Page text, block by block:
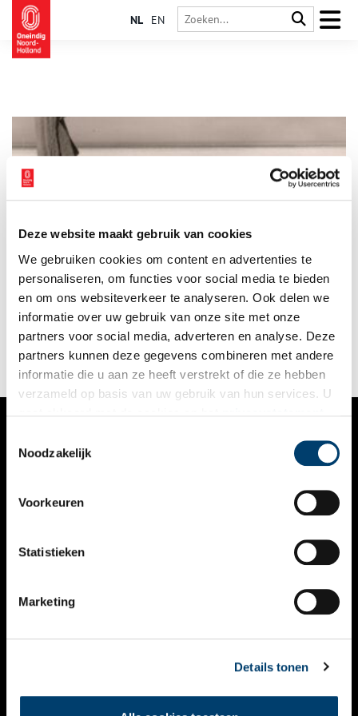
Deze website maakt gebruik van cookies
We gebruiken cookies om content en advertenties te
personaliseren, om functies voor social media te bieden
en om ons websiteverkeer te analyseren. Ook delen we
informatie over uw gebruik van onze site met onze
partners voor social media, adverteren en analyse. Deze
partners kunnen deze gegevens combineren met andere
informatie die u aan ze heeft verstrekt of die ze hebben
verzameld op basis van uw gebruik van hun services. U
Noodzakelijk
Voorkeuren
Statistieken
Marketing
Details tonen
NL EN
1 april 1962: een beeld van anderhalve meter lang is
aangespoeld op het strand van Zandvoort. Burgemeester
Venema staat voor een raadsel. Een paar dagen later blijkt het
een geslaagde 1-aprilgrap te zijn.
VERHALEN
KALENDER
THEMA’S
VIDEO’S
CONTACT